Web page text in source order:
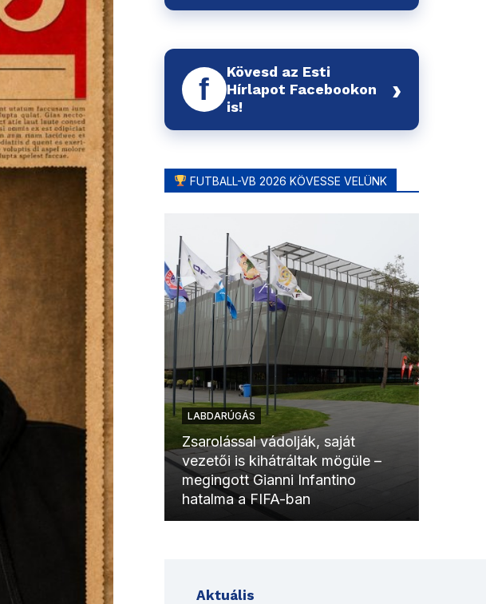
f
Kövesd az Esti
Hírlapot Facebookon
is!
›
FUTBALL-VB 2026 KÖVESSE VELÜNK
LABDARÚGÁS
Zsarolással vádolják, saját
vezetői is kihátráltak mögüle –
megingott Gianni Infantino
hatalma a FIFA-ban
Aktuális